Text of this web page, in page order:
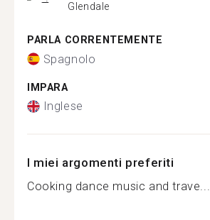
Glendale
PARLA CORRENTEMENTE
Spagnolo
IMPARA
Inglese
I miei argomenti preferiti
Cooking ‍dance music and trave...